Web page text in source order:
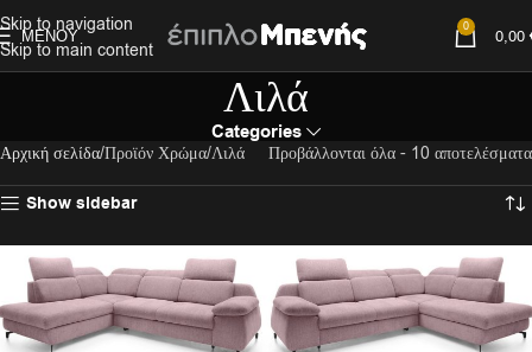
Skip to navigation
Skip to main content
ΜΕΝΟΎ 0 0,00
Λιλά
Categories
Αρχική σελίδα Προϊόν Χρώμα Λιλά Προβάλλονται όλα - 10 αποτελέσματα
Show sidebar